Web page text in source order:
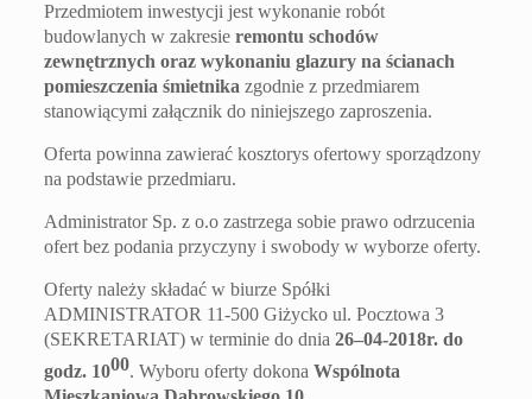
Przedmiotem inwestycji jest wykonanie robót
budowlanych w zakresieremontu schodów
zewnętrznych oraz wykonaniu glazury na ścianach
pomieszczenia śmietnika zgodnie z przedmiarem
stanowiącymi załącznik do niniejszego zaproszenia.
Oferta powinna zawierać kosztorys ofertowy sporządzony
na podstawie przedmiaru.
Administrator Sp. z o.o zastrzega sobie prawo odrzucenia
ofert bez podania przyczyny i swobody w wyborze oferty.
Oferty należy składać w biurze Spółki
ADMINISTRATOR 11-500 Giżycko ul. Pocztowa 3
(SEKRETARIAT) w terminie do dnia26–04-2018r. do
godz. 1000. Wyboru oferty dokonaWspólnota